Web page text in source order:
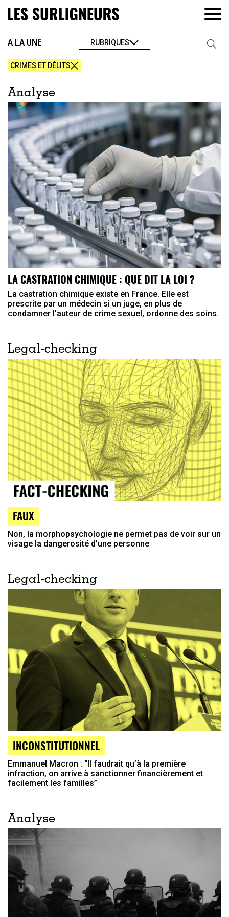
A LA UNE RUBRIQUES
CRIMES ET DÉLITS
Analyse
LA CASTRATION CHIMIQUE : QUE DIT LA LOI ?
La castration chimique existe en France. Elle est
prescrite par un médecin si un juge, en plus de
condamner l’auteur de crime sexuel, ordonne des soins.
Legal-checking
FAUX
Non, la morphopsychologie ne permet pas de voir sur un
visage la dangerosité d’une personne
Legal-checking
INCONSTITUTIONNEL
Emmanuel Macron : “Il faudrait qu’à la première
infraction, on arrive à sanctionner financièrement et
facilement les familles”
Analyse